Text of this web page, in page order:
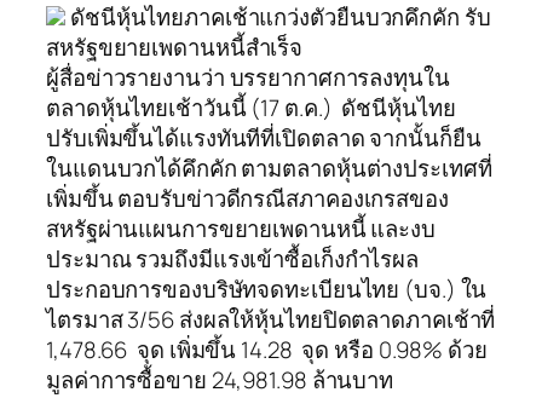
ดัชนีหุ้นไทยภาคเช้าแกว่งตัวยืนบวกคึกคัก รับ
สหรัฐขยายเพดานหนี้สำเร็จ
ผู้สื่อข่าวรายงานว่า บรรยากาศการลงทุนใน
ตลาดหุ้นไทยเช้าวันนี้ (17 ต.ค.) ดัชนีหุ้นไทย
ปรับเพิ่มขึ้นได้แรงทันทีที่เปิดตลาด จากนั้นก็ยืน
ในแดนบวกได้คึกคัก ตามตลาดหุ้นต่างประเทศที่
เพิ่มขึ้น ตอบรับข่าวดีกรณีสภาคองเกรสของ
สหรัฐผ่านแผนการขยายเพดานหนี้ และงบ
ประมาณ รวมถึงมีแรงเข้าซื้อเก็งกำไรผล
ประกอบการของบริษัทจดทะเบียนไทย (บจ.) ใน
ไตรมาส 3/56 ส่งผลให้หุ้นไทยปิดตลาดภาคเช้าที่
1,478.66 จุด เพิ่มขึ้น 14.28 จุด หรือ 0.98% ด้วย
มูลค่าการซื้อขาย 24,981.98 ล้านบาท